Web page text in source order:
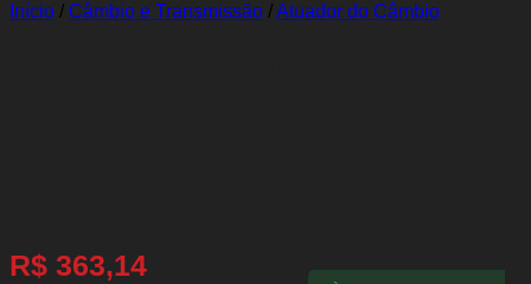
Início / Câmbio e Transmissão /Atuador do Câmbio
R$ 363,14